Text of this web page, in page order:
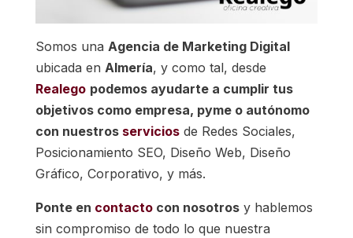
Somos una Agencia de Marketing Digital
ubicada en Almería, y como tal, desde
Realego podemos ayudarte a cumplir tus
objetivos como empresa, pyme o autónomo
con nuestros serviciosde Redes Sociales,
Posicionamiento SEO, Diseño Web, Diseño
Gráfico, Corporativo, y más.
Ponte en contactocon nosotrosy hablemos
sin compromiso de todo lo que nuestra